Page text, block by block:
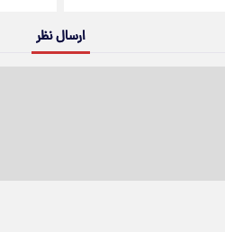
ارسال نظر